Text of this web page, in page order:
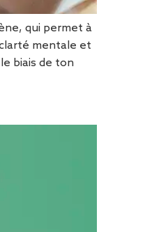
qui permet à
mentale et
biais de ton